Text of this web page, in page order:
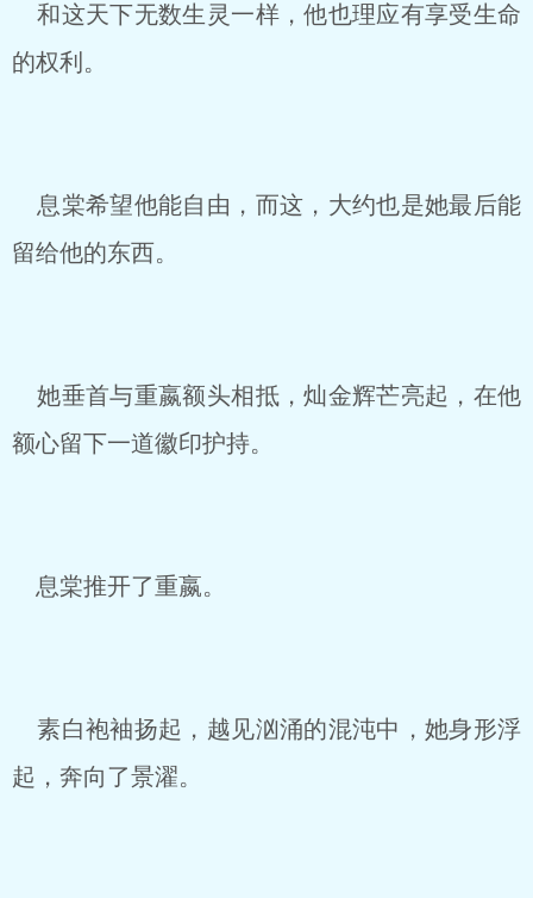
和这天下无数生灵一样，他也理应有享受生命
的权利。
息棠希望他能自由，而这，大约也是她最后能
留给他的东西。
她垂首与重嬴额头相抵，灿金辉芒亮起，在他
额心留下一道徽印护持。
息棠推开了重嬴。
素白袍袖扬起，越见汹涌的混沌中，她身形浮
起，奔向了景濯。